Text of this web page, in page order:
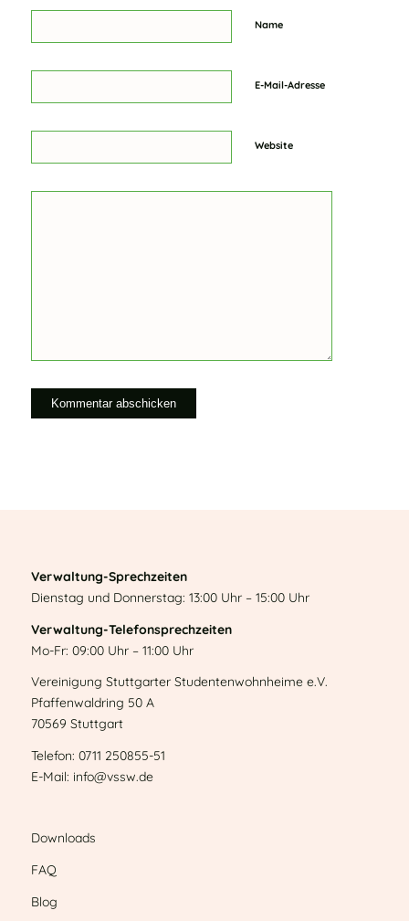
Name
E-Mail-Adresse
Website
Verwaltung-Sprechzeiten
Dienstag und Donnerstag: 13:00 Uhr – 15:00 Uhr
Verwaltung-Telefonsprechzeiten
Mo-Fr: 09:00 Uhr – 11:00 Uhr
Vereinigung Stuttgarter Studentenwohnheime e.V.
Pfaffenwaldring 50 A
70569 Stuttgart
Telefon: 0711 250855-51
E-Mail: info@vssw.de
Downloads
FAQ
Blog